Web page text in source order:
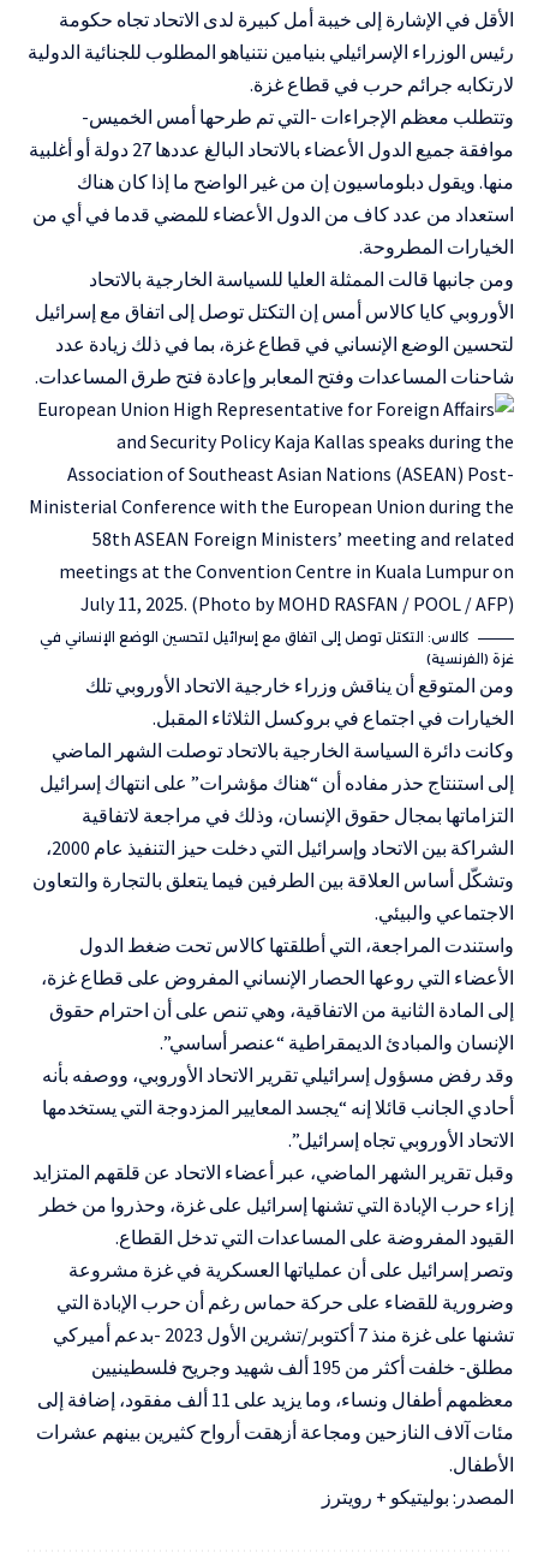
الأقل في الإشارة إلى خيبة أمل كبيرة لدى الاتحاد تجاه حكومة
رئيس الوزراء الإسرائيلي بنيامين نتنياهو المطلوب للجنائية الدولية
لارتكابه جرائم حرب في قطاع غزة.
وتتطلب معظم الإجراءات -التي تم طرحها أمس الخميس-
موافقة جميع الدول الأعضاء بالاتحاد البالغ عددها 27 دولة أو أغلبية
منها. ويقول دبلوماسيون إن من غير الواضح ما إذا كان هناك
استعداد من عدد كاف من الدول الأعضاء للمضي قدما في أي من
الخيارات المطروحة.
ومن جانبها قالت الممثلة العليا للسياسة الخارجية بالاتحاد
الأوروبي كايا كالاس أمس إن التكتل توصل إلى اتفاق مع إسرائيل
لتحسين الوضع الإنساني في قطاع غزة، بما في ذلك زيادة عدد
شاحنات المساعدات وفتح المعابر وإعادة فتح طرق المساعدات.
كالاس: التكتل توصل إلى اتفاق مع إسرائيل لتحسين الوضع الإنساني في
غزة (الفرنسية)
ومن المتوقع أن يناقش وزراء خارجية الاتحاد الأوروبي تلك
الخيارات في اجتماع في بروكسل الثلاثاء المقبل.
وكانت دائرة السياسة الخارجية بالاتحاد توصلت الشهر الماضي
إلى استنتاج حذر مفاده أن “هناك مؤشرات” على انتهاك إسرائيل
التزاماتها بمجال حقوق الإنسان، وذلك في مراجعة لاتفاقية
الشراكة بين الاتحاد وإسرائيل
التي دخلت حيز التنفيذ عام 2000،
وتشكّل أساس العلاقة بين الطرفين فيما يتعلق بالتجارة والتعاون
الاجتماعي والبيئي.
واستندت المراجعة، التي أطلقتها كالاس تحت ضغط الدول
الأعضاء التي روعها الحصار الإنساني المفروض على قطاع غزة،
إلى المادة الثانية من الاتفاقية، وهي تنص على أن احترام حقوق
الإنسان والمبادئ الديمقراطية “عنصر أساسي”.
وقد رفض مسؤول إسرائيلي تقرير الاتحاد الأوروبي، ووصفه بأنه
أحادي الجانب قائلا إنه “يجسد المعايير المزدوجة التي يستخدمها
الاتحاد الأوروبي تجاه إسرائيل”.
وقبل تقرير الشهر الماضي، عبر أعضاء الاتحاد عن قلقهم المتزايد
إزاء حرب الإبادة التي تشنها إسرائيل على غزة، وحذروا من خطر
القيود المفروضة على المساعدات التي تدخل القطاع.
وتصر إسرائيل على أن عملياتها العسكرية في غزة مشروعة
وضرورية للقضاء على حركة حماس رغم أن حرب الإبادة التي
تشنها على غزة منذ 7 أكتوبر/تشرين الأول 2023 -بدعم أميركي
مطلق- خلفت أكثر من 195 ألف شهيد وجريح فلسطينيين
معظمهم أطفال ونساء، وما يزيد على 11 ألف مفقود، إضافة إلى
مئات آلاف النازحين ومجاعة أزهقت أرواح كثيرين بينهم عشرات
الأطفال.
المصدر: بوليتيكو + رويترز